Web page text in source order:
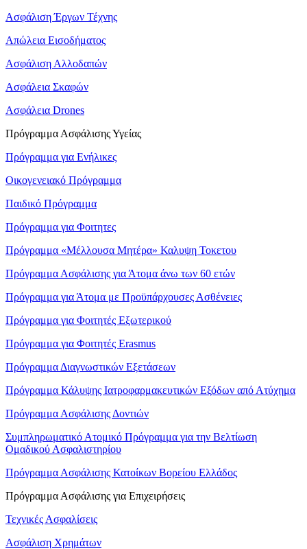
Ασφάλιση Έργων Τέχνης
Απώλεια Εισοδήματος
Ασφάλιση Αλλοδαπών
Ασφάλεια Σκαφών
Ασφάλεια Drones
Πρόγραμμα Ασφάλισης Υγείας
Πρόγραμμα για Ενήλικες
Οικογενειακό Πρόγραμμα
Παιδικό Πρόγραμμα
Πρόγραμμα για Φοιτητες
Πρόγραμμα «Μέλλουσα Μητέρα» Καλυψη Τοκετου
Πρόγραμμα Ασφάλισης για Άτομα άνω των 60 ετών
Πρόγραμμα για Άτομα με Προϋπάρχουσες Ασθένειες
Πρόγραμμα για Φοιτητές Εξωτερικού
Πρόγραμμα για Φοιτητές Erasmus
Πρόγραμμα Διαγνωστικών Εξετάσεων
Πρόγραμμα Κάλυψης Ιατροφαρμακευτικών Εξόδων από Ατύχημα
Πρόγραμμα Ασφάλισης Δοντιών
Συμπληρωματικό Ατομικό Πρόγραμμα για την Βελτίωση
Ομαδικού Ασφαλιστηρίου
Πρόγραμμα Ασφάλισης Κατοίκων Βορείου Ελλάδος
Πρόγραμμα Ασφάλισης για Επιχειρήσεις
Τεχνικές Ασφαλίσεις
Ασφάλιση Χρημάτων